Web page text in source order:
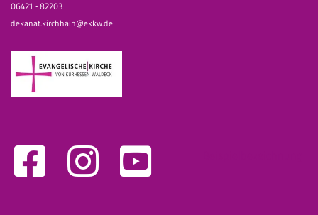
06421 - 82203
dekanat.kirchhain@ekkw.de